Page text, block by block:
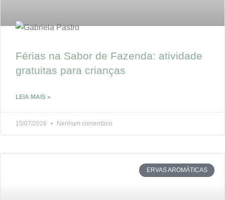
Férias na Sabor de Fazenda: atividade
gratuitas para crianças
LEIA MAIS »
15/07/2026 Nenhum comentário
ERVAS AROMÁTICAS